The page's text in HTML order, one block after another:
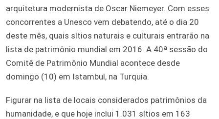
arquitetura modernista de Oscar Niemeyer. Com esses
concorrentes a Unesco vem debatendo, até o dia 20
deste mês, quais sítios naturais e culturais entrarão na
lista de patrimônio mundial em 2016. A 40ª sessão do
Comitê de Patrimônio Mundial acontece desde
domingo (10) em Istambul, na Turquia.
Figurar na lista de locais considerados patrimônios da
humanidade, e que hoje inclui 1.031 sítios em 163